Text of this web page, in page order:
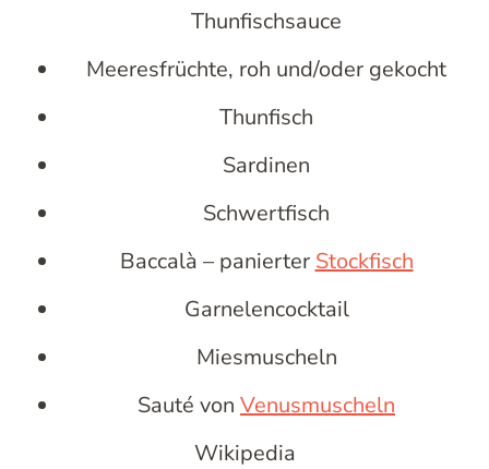
Thunfischsauce
Meeresfrüchte, roh und/oder gekocht
Thunfisch
Sardinen
Schwertfisch
Baccalà – panierter Stockfisch
Garnelencocktail
Miesmuscheln
Sauté von Venusmuscheln
Wikipedia